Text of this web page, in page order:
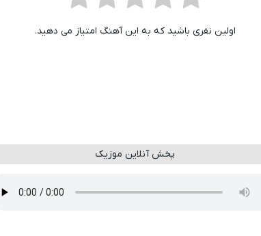
اولین نفری باشید که به این آهنگ امتیاز می دهید.
پخش آنلاین موزیک